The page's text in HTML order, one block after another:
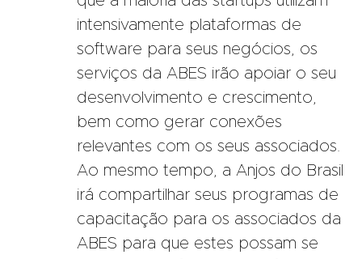
intensivamente plataformas de
software para seus negócios, os
serviços da ABES irão apoiar o seu
desenvolvimento e crescimento,
bem como gerar conexões
relevantes com os seus associados.
Ao mesmo tempo, a Anjos do Brasil
irá compartilhar seus programas de
capacitação para os associados da
ABES para que estes possam se